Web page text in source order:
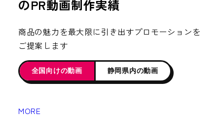
のPR動画制作実績
商品の魅力を最大限に引き出すプロモーションを
ご提案します
全国向けの動画 静岡県内の動画
MORE